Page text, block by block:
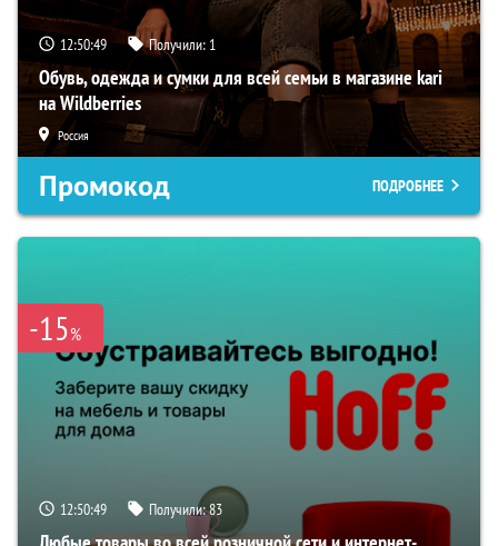
12:50:48 Получили: 1
Обувь, одежда и сумки для всей семьи в магазине kari
на Wildberries
Россия
Промокод ПОДРОБНЕЕ
-15%
12:50:48 Получили:83